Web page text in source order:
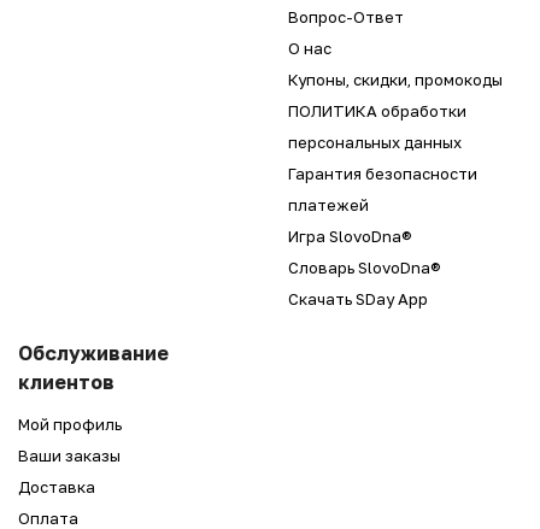
Вопрос-Ответ
О нас
Купоны, скидки, промокоды
ПОЛИТИКА обработки
персональных данных
Гарантия безопасности
платежей
Игра SlovoDna®
Словарь SlovoDna®
Скачать SDay App
Обслуживание
клиентов
Мой профиль
Ваши заказы
Доставка
Оплата